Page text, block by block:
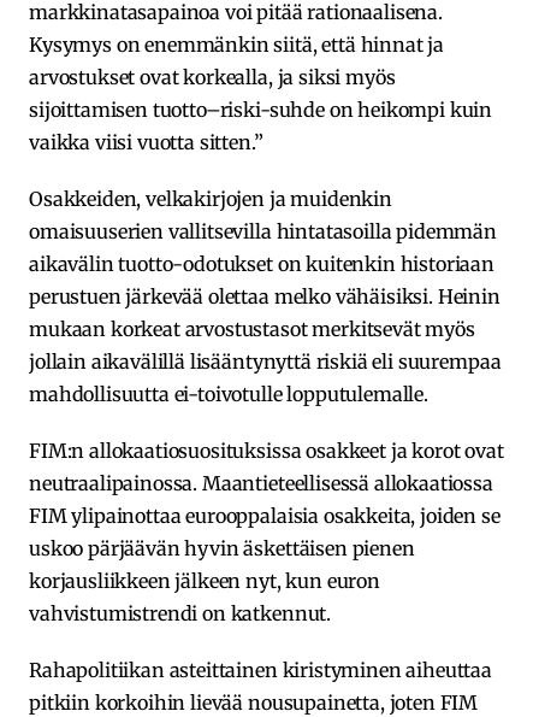
markkinatasapainoa voi pitää rationaalisena.
Kysymys on enemmänkin siitä, että hinnat ja
arvostukset ovat korkealla, ja siksi myös
sijoittamisen tuotto–riski-suhde on heikompi kuin
vaikka viisi vuotta sitten.”
Osakkeiden, velkakirjojen ja muidenkin
omaisuuserien vallitsevilla hintatasoilla pidemmän
aikavälin tuotto-odotukset on kuitenkin historiaan
perustuen järkevää olettaa melko vähäisiksi. Heinin
mukaan korkeat arvostustasot merkitsevät myös
jollain aikavälillä lisääntynyttä riskiä eli suurempaa
mahdollisuutta ei-toivotulle lopputulemalle.
FIM:n allokaatiosuosituksissa osakkeet ja korot ovat
neutraalipainossa. Maantieteellisessä allokaatiossa
FIM ylipainottaa eurooppalaisia osakkeita, joiden se
uskoo pärjäävän hyvin äskettäisen pienen
korjausliikkeen jälkeen nyt, kun euron
vahvistumistrendi on katkennut.
Rahapolitiikan asteittainen kiristyminen aiheuttaa
pitkiin korkoihin lievää nousupainetta, joten FIM